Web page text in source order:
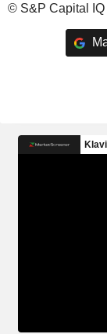
© S&P Capital IQ